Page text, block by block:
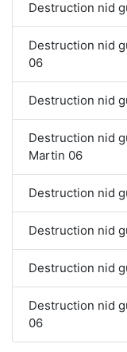
Destruction nid
Destruction nid
06
Destruction nid
Destruction nid
Martin 06
Destruction nid
Destruction nid
Destruction nid
Destruction nid
06